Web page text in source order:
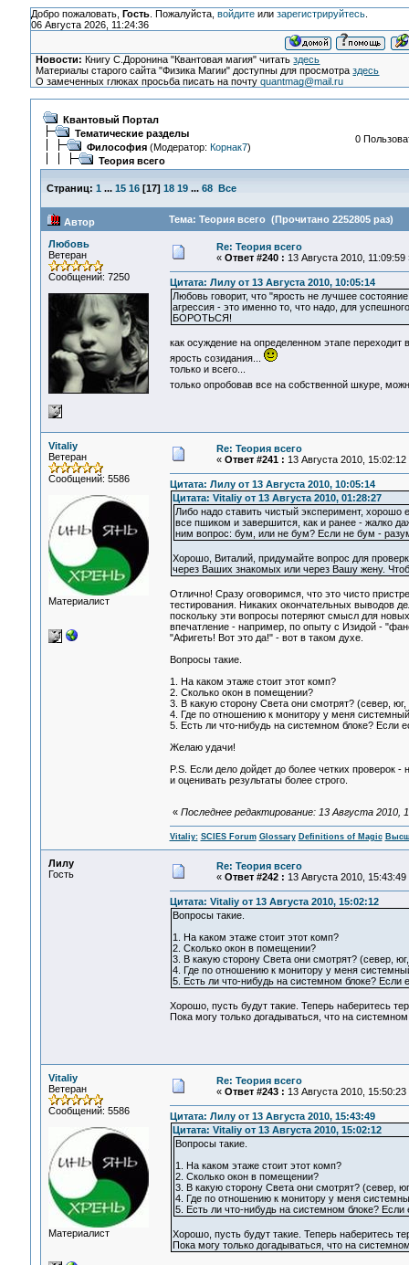
Добро пожаловать, Гость. Пожалуйста, войдитеили зарегистрируйтесь.
06 Августа 2026, 11:24:36
Новости: Книгу С.Доронина "Квантовая магия" читатьздесь
Материалы старого сайта "Физика Магии" доступны для просмотраздесь
О замеченных глюках просьба писать на почтуquantmag@mail.ru
Квантовый Портал
Тематические разделы
Философия(Модератор: Корнак7)
Теория всего
0
Страниц: 1 ... 15 16[17] 18 19 ... 68 Все
Автор Тема: Теория всего (Прочитано 2252805 раз)
Любовь
Ветеран
Сообщений: 7250
Re: Теория всего
« Ответ #240 : 13 Августа 2010, 11:09:59
Цитата: Лилу от 13 Августа 2010, 10:05:14
Любовь говорит, что "ярость не лучшее
агрессия - это именно то, что надо, для
БОРОТЬСЯ!
как осуждение на определенном этапе
ярость созидания...
только и всего...
только опробовав все на собственной шкуре,
Vitaliy
Ветеран
Сообщений: 5586
Материалист
Re: Теория всего
« Ответ #241 : 13 Августа 2010, 15:02:12
Цитата: Лилу от 13 Августа 2010, 10:05:14
Цитата: Vitaliy от 13 Августа 2010, 01:28:27
Либо надо ставить чистый эксперимент, хорошо
все пшиком и завершится, как и ранее - жалко
ним вопрос: бум, или не бум? Если не бум -
Хорошо, Виталий, придумайте вопрос для
через Ваших знакомых или через Вашу жену.
Отлично! Сразу оговоримся, что это чисто
тестирования. Никаких окончательных выводов
поскольку эти вопросы потеряют смысл для
впечатление - например, по опыту с Изидой -
"Афигеть! Вот это да!" - вот в таком духе.
Вопросы такие.
1. На каком этаже стоит этот комп?
2. Сколько окон в помещении?
3. В какую сторону Света они смотрят? (север, юг,
4. Где по отношению к монитору у меня
5. Есть ли что-нибудь на системном блоке? Если
Желаю удачи!
P.S. Если дело дойдет до более четких проверок
и оценивать результаты более строго.
« Последнее редактирование: 13 Августа 2010,
Vitaliy: SCIES Forum Glossary Definitions of Magic
Лилу
Гость
Re: Теория всего
« Ответ #242 : 13 Августа 2010, 15:43:49
Цитата: Vitaliy от 13 Августа 2010, 15:02:12
Вопросы такие.
1. На каком этаже стоит этот комп?
2. Сколько окон в помещении?
3. В какую сторону Света они смотрят? (север,
4. Где по отношению к монитору у меня
5. Есть ли что-нибудь на системном блоке? Если
Хорошо, пусть будут такие. Теперь наберитесь
Пока могу только догадываться, что на
Vitaliy
Ветеран
Сообщений: 5586
Материалист
Re: Теория всего
« Ответ #243 : 13 Августа 2010, 15:50:23
Цитата: Лилу от 13 Августа 2010, 15:43:49
Цитата: Vitaliy от 13 Августа 2010, 15:02:12
Вопросы такие.
1. На каком этаже стоит этот комп?
2. Сколько окон в помещении?
3. В какую сторону Света они смотрят? (север,
4. Где по отношению к монитору у меня
5. Есть ли что-нибудь на системном блоке? Если
Хорошо, пусть будут такие. Теперь наберитесь
Пока могу только догадываться, что на